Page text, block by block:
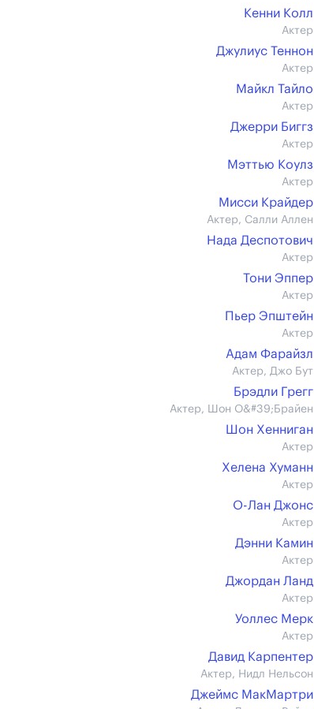
Кенни Колл
Актер
Джулиус Теннон
Актер
Майкл Тайло
Актер
Джерри Биггз
Актер
Мэттью Коулз
Актер
Мисси Крайдер
Актер, Салли Аллен
Нада Деспотович
Актер
Тони Эппер
Актер
Пьер Эпштейн
Актер
Адам Фарайзл
Актер, Джо Бут
Брэдли Грегг
Актер, Шон О&#39;Брайен
Шон Хенниган
Актер
Хелена Хуманн
Актер
О-Лан Джонс
Актер
Дэнни Камин
Актер
Джордан Ланд
Актер
Уоллес Мерк
Актер
Давид Карпентер
Актер, Нидл Нельсон
Джеймс МакМартри